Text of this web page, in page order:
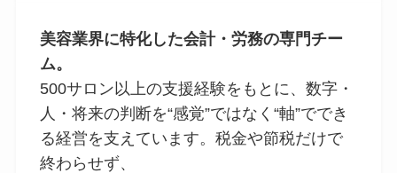
美容業界に特化した会計・労務の専門チー
ム。
500サロン以上の支援経験をもとに、数字・
人・将来の判断を“感覚”ではなく“軸”ででき
る経営を支えています。税金や節税だけで
終わらせず、